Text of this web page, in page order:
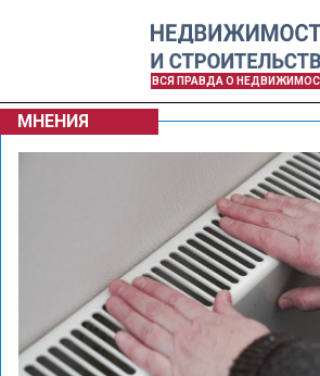
ВСЯ ПРАВДА О
МНЕНИЯ